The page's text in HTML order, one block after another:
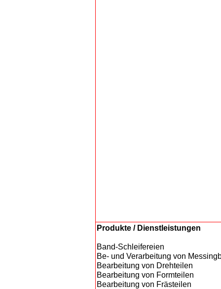
Produkte / Dienstleistungen
Band-Schleifereien
Be- und Verarbeitung von
Bearbeitung von Drehteilen
Bearbeitung von Formteilen
Bearbeitung von Frästeilen